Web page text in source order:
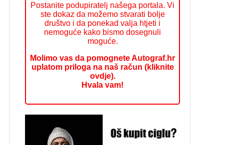
Postanite podupiratelj našega portala. Vi
ste dokaz da možemo stvarati bolje
društvo i da ponekad valja htjeti i
nemoguće kako bismo dosegnuli
moguće.
Molimo vas da pomognete Autograf.hr
uplatom priloga na naš račun (kliknite
ovdje).
Hvala vam!